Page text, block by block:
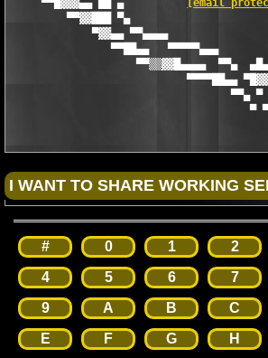
     ▀▀█▓▓▓▄▄ ██ ▄
[email
▀▀▓▓███ ▀▄
▀▓▓▄▄ ▀▀▄▄▄▄
▀▀██▄▄   ▀▀▀▀▀▄▄▄
▀▀▒▒▓▓█▄▄▄▄  ▀▀▄
▀▀▀▀██▄▄
▀▀▄ ▀
                                      ▀ ▀
# 0 1 2
4
5 6 7
9
A B C
E
F G H